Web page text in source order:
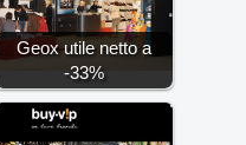
Geox utile netto a
-33%